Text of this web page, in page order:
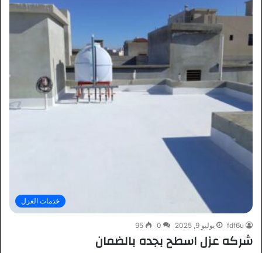
خدمات العزل
fdf6u يوليو 9, 2025 0
95
شركه عزل اسطح بجده بالضمان